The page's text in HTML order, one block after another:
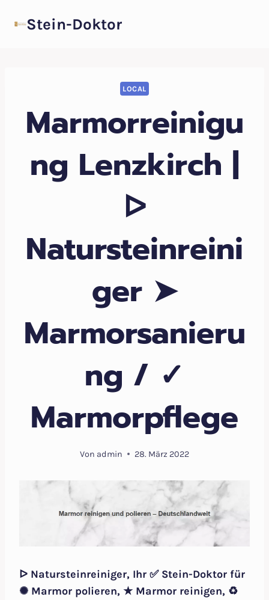
InhaltStein-Doktor
LOCAL
Marmorreinigu
ng Lenzkirch |
ᐅ
Natursteinreini
ger ➤
Marmorsanieru
ng / ✓
Marmorpflege
Von admin 28. März 2022
ᐅ Natursteinreiniger, Ihr ✅ Stein-Doktor für
✺ Marmor polieren, ★ Marmor reinigen, ♻